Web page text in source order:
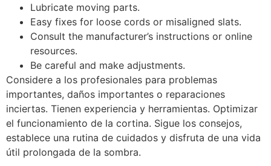
Lubricate moving parts.
Easy fixes for loose cords or misaligned slats.
Consult the manufacturer’s instructions or online
resources.
Be careful and make adjustments.
Considere a los profesionales para problemas
importantes, daños importantes o reparaciones
inciertas. Tienen experiencia y herramientas. Optimizar
el funcionamiento de la cortina. Sigue los consejos,
establece una rutina de cuidados y disfruta de una vida
útil prolongada de la sombra.